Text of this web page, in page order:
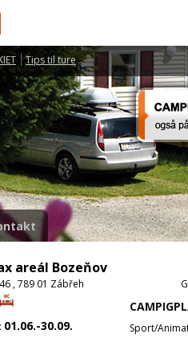
Tips til ture
areál Bozeňov
, 789 01 Zábřeh
Sport/
01.06.-30.09.